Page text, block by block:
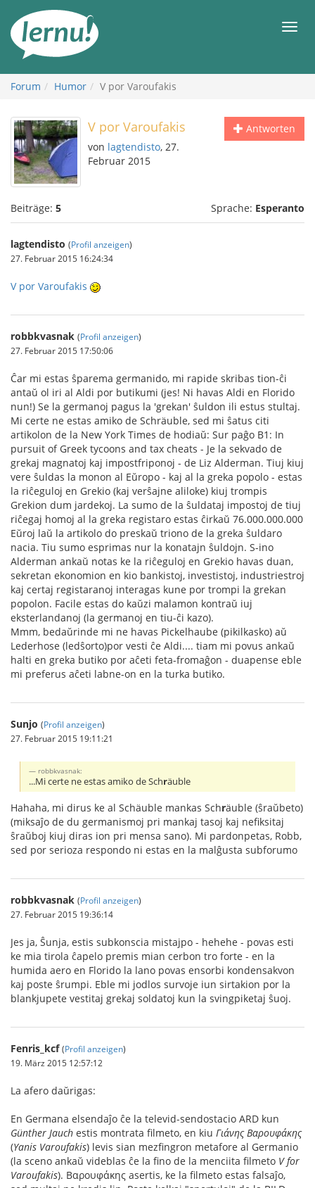
Inhalt
Forum Humor V por Varoufakis
Antworten
V por Varoufakis
von lagtendisto, 27.
Februar 2015
Beiträge: 5 Sprache: Esperanto
lagtendisto (Profil anzeigen)
27. Februar 2015 16:24:34
V por Varoufakis
robbkvasnak (Profil anzeigen)
27. Februar 2015 17:50:06
Ĉar mi estas ŝparema germanido, mi rapide skribas tion-ĉi
antaŭ ol iri al Aldi por butikumi (jes! Ni havas Aldi en Florido
nun!) Se la germanoj pagus la 'grekan' ŝuldon ili estus stultaj.
Mi certe ne estas amiko de Schräuble, sed mi ŝatus citi
artikolon de la New York Times de hodiaŭ: Sur paĝo B1: In
pursuit of Greek tycoons and tax cheats - Je la sekvado de
grekaj magnatoj kaj impostfriponoj - de Liz Alderman. Tiuj kiuj
vere ŝuldas la monon al Eŭropo - kaj al la greka popolo - estas
la riĉeguloj en Grekio (kaj verŝajne aliloke) kiuj trompis
Grekion dum jardekoj. La sumo de la ŝuldataj impostoj de tiuj
riĉegaj homoj al la greka registaro estas ĉirkaŭ 76.000.000.000
Eŭroj laŭ la artikolo do preskaŭ triono de la greka ŝuldaro
nacia. Tiu sumo esprimas nur la konatajn ŝuldojn. S-ino
Alderman ankaŭ notas ke la riĉeguloj en Grekio havas duan,
sekretan ekonomion en kio bankistoj, investistoj, industriestroj
kaj certaj registaranoj interagas kune por trompi la grekan
popolon. Facile estas do kaŭzi malamon kontraŭ iuj
eksterlandanoj (la germanoj en tiu-ĉi kazo).
Mmm, bedaŭrinde mi ne havas Pickelhaube (pikilkasko) aŭ
Lederhose (ledŝorto)por vesti ĉe Aldi.... tiam mi povus ankaŭ
halti en greka butiko por aĉeti feta-fromaĝon - duapense eble
mi preferus aĉeti labne-on en la turka butiko.
Sunjo (Profil anzeigen)
27. Februar 2015 19:11:21
robbkvasnak:
...Mi certe ne estas amiko de Schräuble
Hahaha, mi dirus ke al Schäuble mankas Schräuble (ŝraŭbeto)
(miksaĵo de du germanismoj pri mankaj tasoj kaj nefiksitaj
ŝraŭboj kiuj diras ion pri mensa sano). Mi pardonpetas, Robb,
sed por serioza respondo ni estas en la malĝusta subforumo
robbkvasnak (Profil anzeigen)
27. Februar 2015 19:36:14
Jes ja, Ŝunja, estis subkonscia mistajpo - hehehe - povas esti
ke mia tirola ĉapelo premis mian cerbon tro forte - en la
humida aero en Florido la lano povas ensorbi kondensakvon
kaj poste ŝrumpi. Eble mi jodlos survoje iun sirtakion por la
blankjupete vestitaj grekaj soldatoj kun la svingpiketaj ŝuoj.
Fenris_kcf (Profil anzeigen)
19. März 2015 12:57:12
La afero daŭrigas:
En Germana elsendaĵo ĉe la televid-sendostacio ARD kun
Günther Jauch estis montrata filmeto, en kiu Γιάνης Βαρουφάκης
(Yanis Varoufakis) levis sian mezfingron metafore al Germanio
(la sceno ankaŭ videblas ĉe la fino de la menciita filmeto V for
Varoufakis). Βαρουφάκης asertis, ke la filmeto estas falsaĵo,